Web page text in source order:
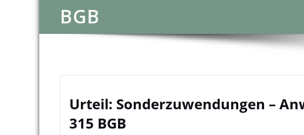
BGB
Urteil: Sonderzuwendungen –
315 BGB